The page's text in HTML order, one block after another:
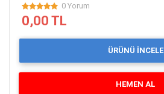
0 Yorum
0,00 TL
ÜRÜNÜ İNCELE
HEMEN AL